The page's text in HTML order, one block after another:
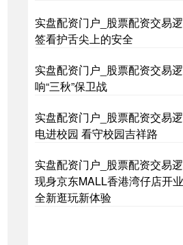
国债指数 229.59 -
期指IC0 7730.00 -
实盘配资门户_股票配资交易
签看护舌尖上的安全
实盘配资门户_股票配资交易
响“三秋”保卫战
实盘配资门户_股票配资交易
电进校园 看守校园吉祥路
实盘配资门户_股票配资交易
现身京东MALL香港湾仔店开
全新逛玩新体验